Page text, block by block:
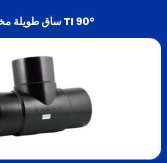
TI 90° ساق طويلة مخفضة